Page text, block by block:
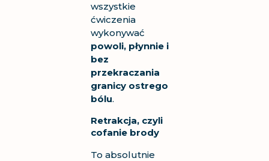
wszystkie
ćwiczenia
wykonywać
powoli, płynnie i
bez
przekraczania
granicy ostrego
bólu.
Retrakcja, czyli
cofanie brody
To absolutnie